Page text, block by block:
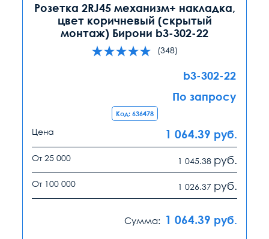
Розетка 2RJ45 механизм+ накладка,
цвет коричневый (скрытый
монтаж) Бирони b3-302-22
(348)
b3-302-22
По запросу
Код: 636478
Цена 1 064.39 руб.
От 25 000 1 045.38 руб.
От 100 000 1 026.37 руб.
Сумма: 1 064.39 руб.